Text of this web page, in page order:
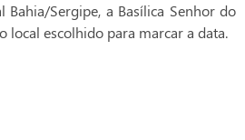
Bahia/Sergipe, a Basílica Senhor do
local escolhido para marcar a data.